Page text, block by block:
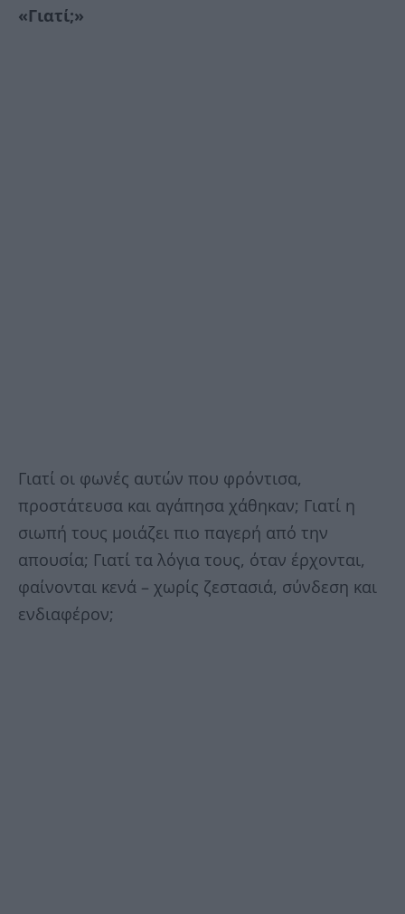
«Γιατί;»
Γιατί οι φωνές αυτών που φρόντισα,
προστάτευσα και αγάπησα χάθηκαν; Γιατί η
σιωπή τους μοιάζει πιο παγερή από την
απουσία; Γιατί τα λόγια τους, όταν έρχονται,
φαίνονται κενά – χωρίς ζεστασιά, σύνδεση και
ενδιαφέρον;